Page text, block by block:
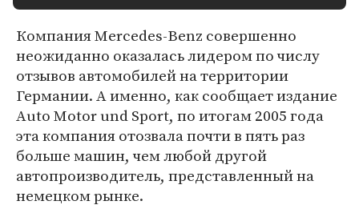
Компания Mercedes-Benz совершенно
неожиданно оказалась лидером по числу
отзывов автомобилей на территории
Германии. А именно, как сообщает издание
Auto Motor und Sport, по итогам 2005 года
эта компания отозвала почти в пять раз
больше машин, чем любой другой
автопроизводитель, представленный на
немецком рынке.